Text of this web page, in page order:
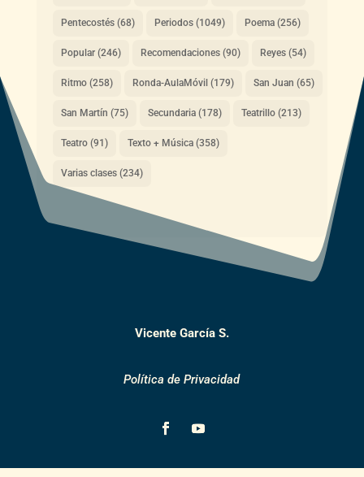
Pentecostés(68) Periodos(1049) Poema(256)
Popular(246) Recomendaciones(90) Reyes(54)
Ritmo(258) Ronda-AulaMóvil (179) San Juan (65)
San Martín (75) Secundaria(178) Teatrillo(213)
Teatro(91) Texto + Música(358)
Varias clases(234)
Vicente García S.
Política de Privacidad